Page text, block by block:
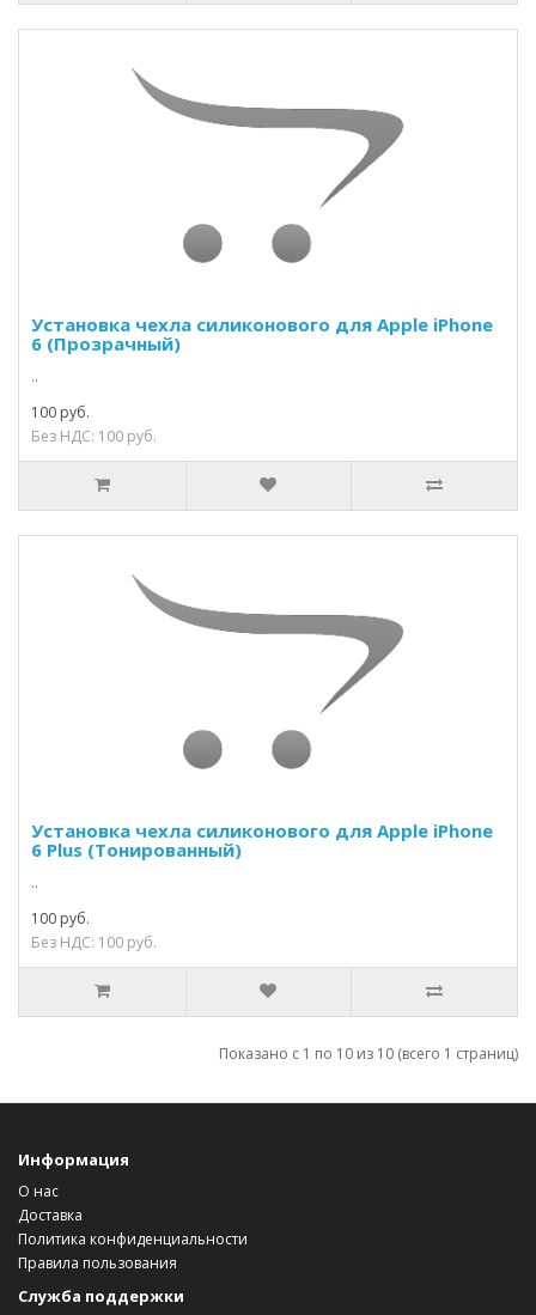
Установка чехла силиконового для Apple iPhone
6 (Прозрачный)
..
100 руб.
Без НДС: 100 руб.
Установка чехла силиконового для Apple iPhone
6 Plus (Тонированный)
..
100 руб.
Без НДС: 100 руб.
Показано с 1 по 10 из 10 (всего 1 страниц)
Информация
О нас
Доставка
Политика конфиденциальности
Правила пользования
Служба поддержки